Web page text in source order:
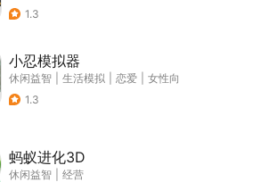
1.3
小忍模拟器
休闲益智 生活模拟 恋爱
女性向
1.3
蚂蚁进化3D
休闲益智 经营